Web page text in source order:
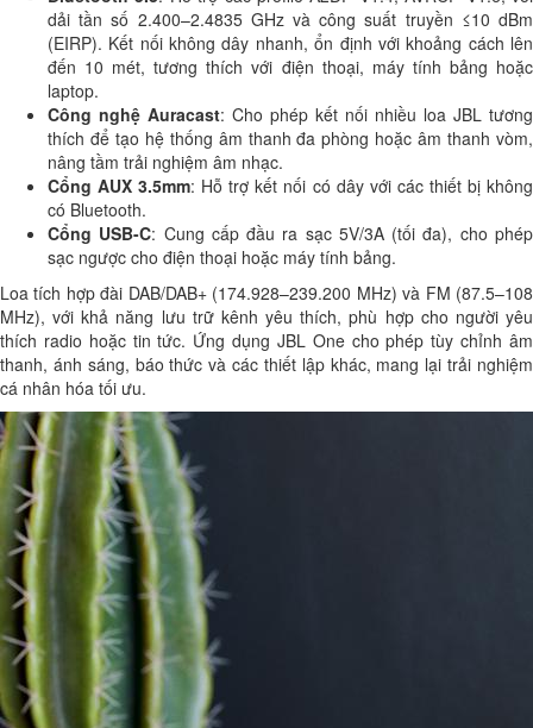
dải tần số 2.400–2.4835 GHz và công suất truyền ≤10 dBm
(EIRP). Kết nối không dây nhanh, ổn định với khoảng cách lên
đến 10 mét, tương thích với điện thoại, máy tính bảng hoặc
laptop.
Công nghệ Auracast: Cho phép kết nối nhiều loa JBL tương
thích để tạo hệ thống âm thanh đa phòng hoặc âm thanh vòm,
nâng tầm trải nghiệm âm nhạc.
Cổng AUX 3.5mm: Hỗ trợ kết nối có dây với các thiết bị không
có Bluetooth.
Cổng USB-C: Cung cấp đầu ra sạc 5V/3A (tối đa), cho phép
sạc ngược cho điện thoại hoặc máy tính bảng.
Loa tích hợp đài DAB/DAB+ (174.928–239.200 MHz) và FM (87.5–108
MHz), với khả năng lưu trữ kênh yêu thích, phù hợp cho người yêu
thích radio hoặc tin tức. Ứng dụng JBL One cho phép tùy chỉnh âm
thanh, ánh sáng, báo thức và các thiết lập khác, mang lại trải nghiệm
cá nhân hóa tối ưu.